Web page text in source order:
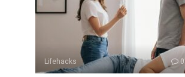
Lifehacks 0